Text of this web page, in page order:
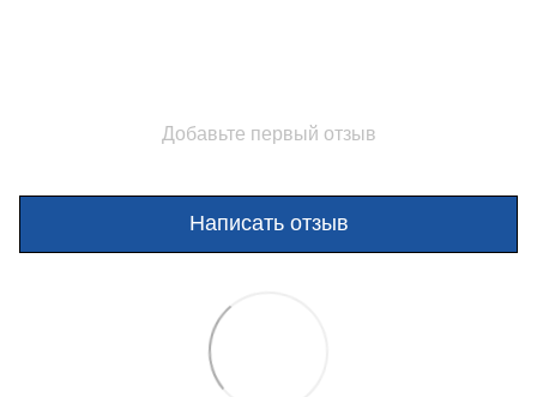
Добавьте первый отзыв
Написать отзыв